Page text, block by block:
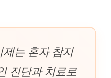
제는 혼자 참지
진단과 치료로